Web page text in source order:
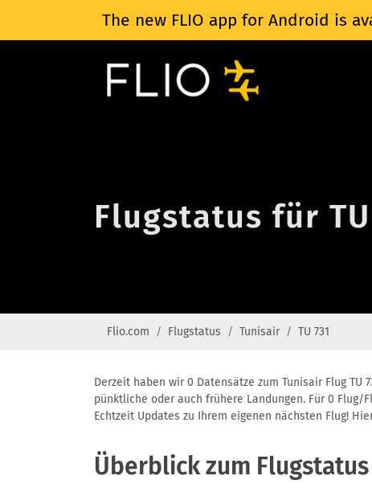
The new FLIO app for Android is
Flugstatus für
Flio.com Flugstatus Tunisair TU 731
Derzeit haben wir 0 Datensätze zum Tunisair Flug
pünktliche oder auch frühere Landungen. Für 0 Flug/
Echtzeit Updates zu Ihrem eigenen nächsten Flug!
Überblick zum Flugstatus